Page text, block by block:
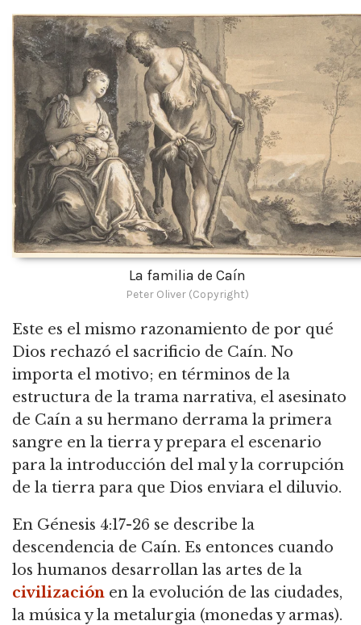
La familia de Caín
Peter Oliver (Copyright)
Este es el mismo razonamiento de por qué
Dios rechazó el sacrificio de Caín. No
importa el motivo; en términos de la
estructura de la trama narrativa, el asesinato
de Caín a su hermano derrama la primera
sangre en la tierra y prepara el escenario
para la introducción del mal y la corrupción
de la tierra para que Dios enviara el diluvio.
En Génesis 4:17-26 se describe la
descendencia de Caín. Es entonces cuando
los humanos desarrollan las artes de la
civilización en la evolución de las ciudades,
la música y la metalurgia (monedas y armas).